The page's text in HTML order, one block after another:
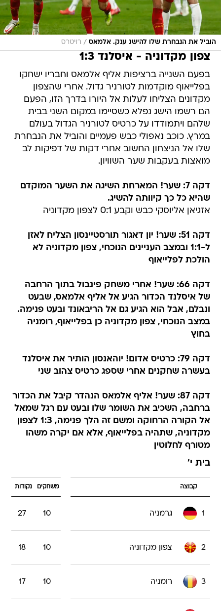
הוביל את הנבחרת שלו להישג ענק. אלמאס / רויטרס
צפון מקדוניה - איסלנד 1:3
בפעם השנייה ברציפות אליף אלמאס וחבריו ישחקו
בפלייאוף מוקדמות לטורניר גדול. אחרי שהצפון
מקדונים הצליחו לעלות אל היורו בדרך הזו, הפעם
הם רשמו הישג נפלא כשסיימו במקום השני בבית
שלהם ויתמודדו על כרטיס לטורניר הגדול בעולם
במרץ. כוכב נאפולי כבש פעמיים והוביל את הנבחרת
שלו אל הניצחון החשוב אחרי דקות של דפיקות לב
מואצות בעקבות שער השוויון.
דקה 7: שער! המארחת השיגה את השער המוקדם
שהיא כל כך קיוותה להשיג.
אזגיאן אליוסקי כבש וקבע 0:1 לצפון מקדוניה
דקה 51: שער! יון דאגור תורסטיינסון הצליח לאזן
ל-1:1 ובמצב העניינים הנוכחי, צפון מקדוניה לא
הולכת לפלייאוף
דקה 66: שער! אחרי משחק פינבול בתוך הרחבה
של איסלנד הכדור הגיע אל אליף אלמאס, שבעט
ונבלם, אבל הוא הגיע גם אל הריבאונד ובעט פנימה.
במצב הנוכחי, צפון מקדוניה כן בפלייאוף, רומניה
בחוץ
דקה 79: כרטיס אדום! יוהאנסון הותיר את איסלנד
בעשרה שחקנים אחרי שספג כרטיס צהוב שני
דקה 87: שער! אליף אלמאס הנהדר קיבל את הכדור
ברחבה, השכיב את השומר שלו ובעט עם רגל שמאל
אל הקורה הרחוקה ומשם זה הלך פנימה, 1:3 לצפון
מקדוניה, שתהיה בפלייאוף, אלא אם יקרה משהו
מטורף לחלוטין
בית י'
קבוצה משחקים נקודות
1 גרמניה 10
27
2 צפון מקדוניה 10
18
3 רומניה 10
17